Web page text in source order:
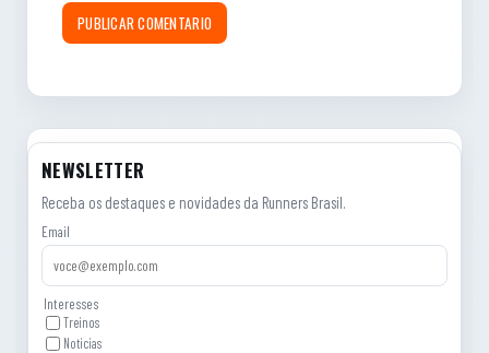
NEWSLETTER
Receba os destaques e novidades da Runners Brasil.
Email
Interesses
Treinos
Noticias